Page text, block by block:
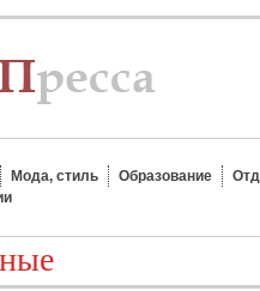
Мода, стиль Образование